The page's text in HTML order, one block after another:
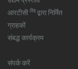
आरटीसी लैबद्वारा निर्मित
ग्राहकों
संबद्ध कार्यक्रम
संपर्क करें